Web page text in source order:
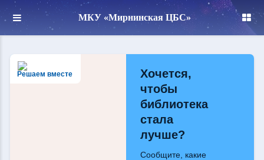
МКУ «Мирнинская ЦБС»
Решаем вместе
Хочется,
чтобы
библиотека
стала
лучше?
Сообщите, какие